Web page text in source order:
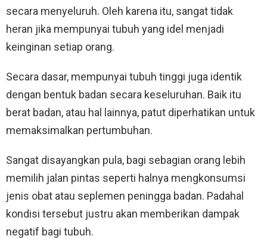
secara menyeluruh. Oleh karena itu, sangat tidak
heran jika mempunyai tubuh yang idel menjadi
keinginan setiap orang.
Secara dasar, mempunyai tubuh tinggi juga identik
dengan bentuk badan secara keseluruhan. Baik itu
berat badan, atau hal lainnya, patut diperhatikan untuk
memaksimalkan pertumbuhan.
Sangat disayangkan pula, bagi sebagian orang lebih
memilih jalan pintas seperti halnya mengkonsumsi
jenis obat atau seplemen peningga badan. Padahal
kondisi tersebut justru akan memberikan dampak
negatif bagi tubuh.